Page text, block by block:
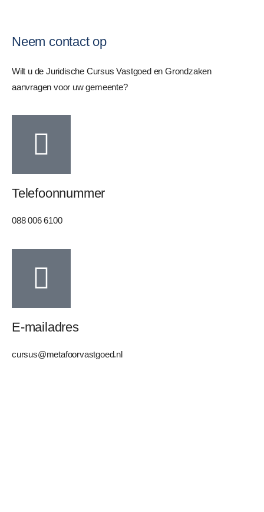
Neem contact op
Wilt u de Juridische Cursus Vastgoed en Grondzaken
aanvragen voor uw gemeente?
Telefoonnummer
088 006 6100
E-mailadres
cursus@metafoorvastgoed.nl